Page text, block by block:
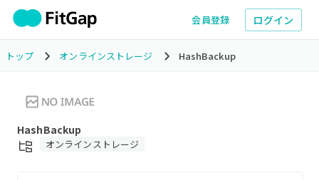
会員登録 ログイン
トップ オンラインストレージ HashBackup
HashBackup
オンラインストレージ